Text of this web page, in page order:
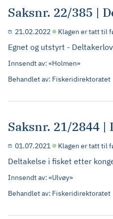
Saksnr. 22/385 |
21.02.2022 Klagen er tatt til
Egnet og utstyrt -
Innsendt av: «Holmen»
Behandlet av: Fiskeridirektoratet
Saksnr. 21/2844 |
01.07.2021 Klagen er tatt til
Deltakelse i fisket etter
Innsendt av: «Ulvøy»
Behandlet av: Fiskeridirektoratet